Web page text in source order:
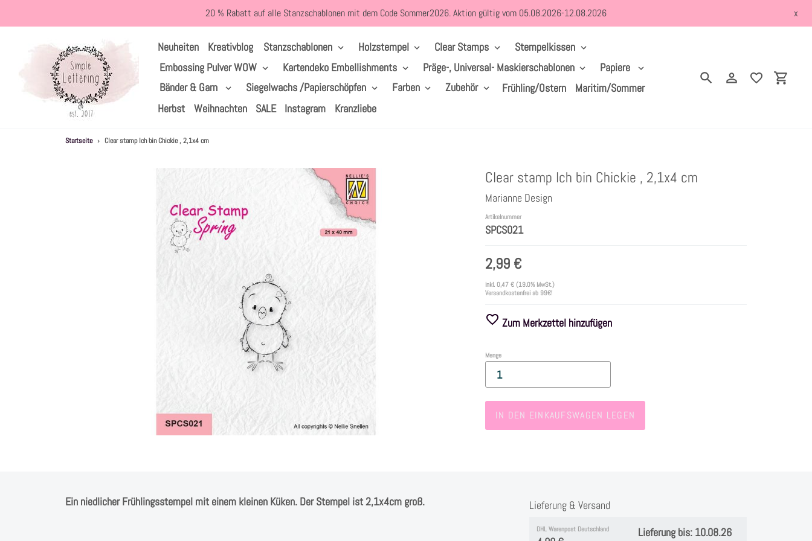
zum
20 % Rabatt auf alle Stanzschablonen mit dem Code Sommer2026. Aktion gültig vom 05.08.2026-12.08.2026 x
Neuheiten Kreativblog Stanzschablonen Holzstempel Clear Stamps
Stempelkissen
Embossing Pulver WOW
Kartendeko Embellishments Präge-, Universal- Maskierschablonen
Papiere
Bänder & Garn
Siegelwachs /Papierschöpfen Farben Zubehör Frühling/Ostern
Maritim/Sommer
Herbst
Weihnachten SALE Instagram Kranzliebe
SuchenEinloggen
Startseite › Clear stamp Ich bin Chickie , 2,1x4 cm
Clear stamp Ich bin Chickie , 2,1x4 cm
Marianne Design
Artikelnummer
SPCS021
2,99 €
inkl. 0,47 €(19.0% MwSt.)
Versandkostenfrei ab 99€!
Zum Merkzettel hinzufügen
Menge
IN DEN EINKAUFSWAGEN LEGEN
Ein niedlicher Frühlingsstempel mit einem kleinen Küken. Der Stempel ist 2,1x4cm groß. Lieferung & Versand
DHL Warenpost Deutschland Lieferung bis: 10.08.26